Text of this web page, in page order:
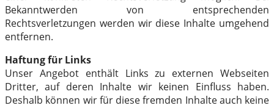
Bekanntwerden von entsprechenden
Rechtsverletzungen werden wir diese Inhalte umgehend
entfernen.
Haftung für Links
Unser Angebot enthält Links zu externen Webseiten
Dritter, auf deren Inhalte wir keinen Einfluss haben.
Deshalb können wir für diese fremden Inhalte auch keine